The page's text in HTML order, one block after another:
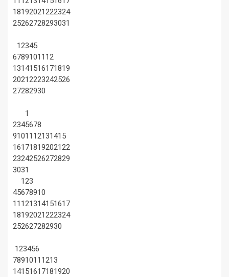
18192021222324
25262728293031
12345
67891011 12
13141516171819
20212223242526
27282930
1
2345678
91011 12131415
16171819202122
23242526272829
3031
123
45678910
11 121314151617
18192021222324
252627282930
123456
7891011 1213
14151617181920